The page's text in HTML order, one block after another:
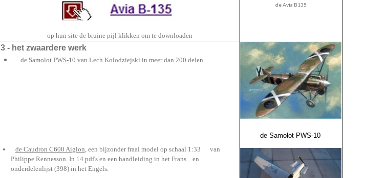
op hun site de bruine pijl klikken om te downloaden
de Avia B135
3 - het zwaardere werk
de Samolot PWS-10 van Lech Kolodziejski in meer dan 200 delen.
de Caudron C600 Aiglon , een bijzonder fraai model op schaal 1:33 van
Philippe Rennesson. In 14 pdf's en een handleiding in het Frans en
onderdelenlijst (398) in het Engels.
de Samolot PWS-10